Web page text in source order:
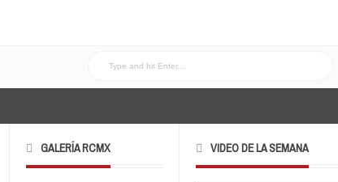
GALERÍA RCMX VIDEO DE LA SEMANA